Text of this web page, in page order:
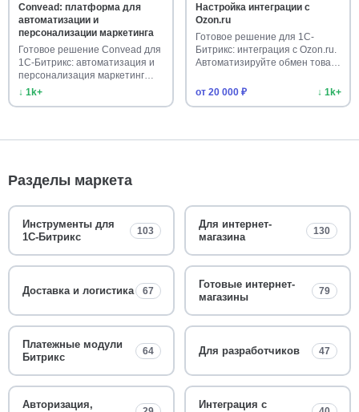
Convead: платформа для
автоматизации и
персонализации маркетинга
Готовое решение Convead для
1С-Битрикс: автоматизация и
персонализация маркетинг…
↓ 1k+
Настройка интеграции с
Ozon.ru
Готовое решение для 1С-
Битрикс: интеграция с Ozon.ru.
Автоматизируйте обмен това…
от 20 000 ₽ ↓ 1k+
Разделы маркета
Инструменты для
1С-Битрикс
103
Для интернет-
магазина
130
Доставка и логистика 67
Готовые интернет-
магазины
79
Платежные модули
Битрикс
64 Для разработчиков 47
Авторизация,
Интеграция с